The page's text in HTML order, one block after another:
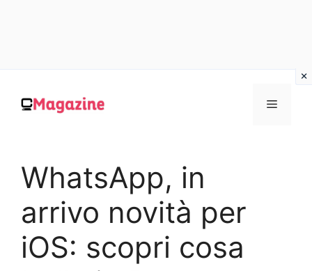
contenuto
MENU
WhatsApp, in
arrivo novità per
iOS: scopri cosa